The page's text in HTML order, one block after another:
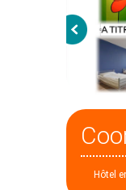
Hôtel